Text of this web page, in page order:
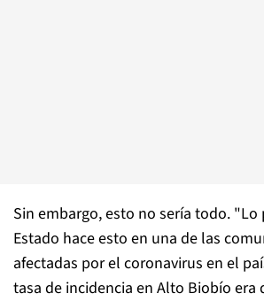
Sin embargo, esto no sería todo. "Lo
Estado hace esto en una de las
afectadas por el coronavirus en el
tasa de incidencia en Alto Biobío era